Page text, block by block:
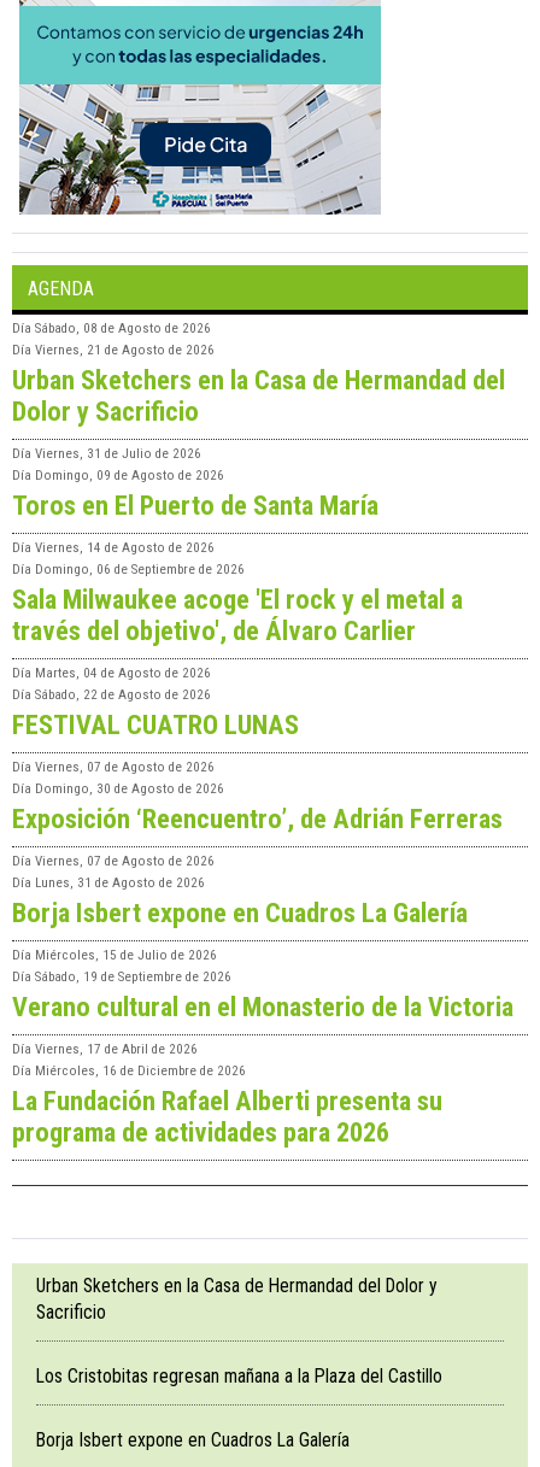
AGENDA
Día Sábado, 08 de Agosto de 2026
Día Viernes, 21 de Agosto de 2026
Urban Sketchers en la Casa de Hermandad del
Dolor y Sacrificio
Día Viernes, 31 de Julio de 2026
Día Domingo, 09 de Agosto de 2026
Toros en El Puerto de Santa María
Día Viernes, 14 de Agosto de 2026
Día Domingo, 06 de Septiembre de 2026
Sala Milwaukee acoge 'El rock y el metal a
través del objetivo', de Álvaro Carlier
Día Martes, 04 de Agosto de 2026
Día Sábado, 22 de Agosto de 2026
FESTIVAL CUATRO LUNAS
Día Viernes, 07 de Agosto de 2026
Día Domingo, 30 de Agosto de 2026
Exposición ‘Reencuentro’, de Adrián Ferreras
Día Viernes, 07 de Agosto de 2026
Día Lunes, 31 de Agosto de 2026
Borja Isbert expone en Cuadros La Galería
Día Miércoles, 15 de Julio de 2026
Día Sábado, 19 de Septiembre de 2026
Verano cultural en el Monasterio de la Victoria
Día Viernes, 17 de Abril de 2026
Día Miércoles, 16 de Diciembre de 2026
La Fundación Rafael Alberti presenta su
programa de actividades para 2026
Urban Sketchers en la Casa de Hermandad del Dolor y
Sacrificio
Los Cristobitas regresan mañana a la Plaza del Castillo
Borja Isbert expone en Cuadros La Galería